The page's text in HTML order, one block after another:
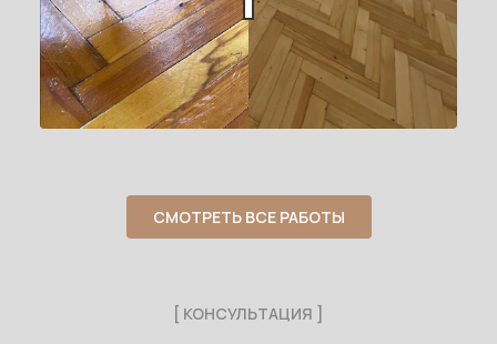
СМОТРЕТЬ ВСЕ РАБОТЫ
[ КОНСУЛЬТАЦИЯ ]